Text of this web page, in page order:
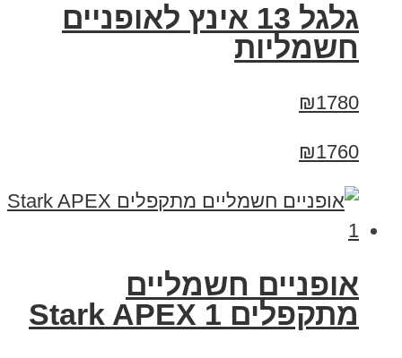
גלגל 13 אינץ לאופניים
חשמליות
₪1780
₪1760
‏אופניים חשמליים
‏מתקפלים Stark APEX 1